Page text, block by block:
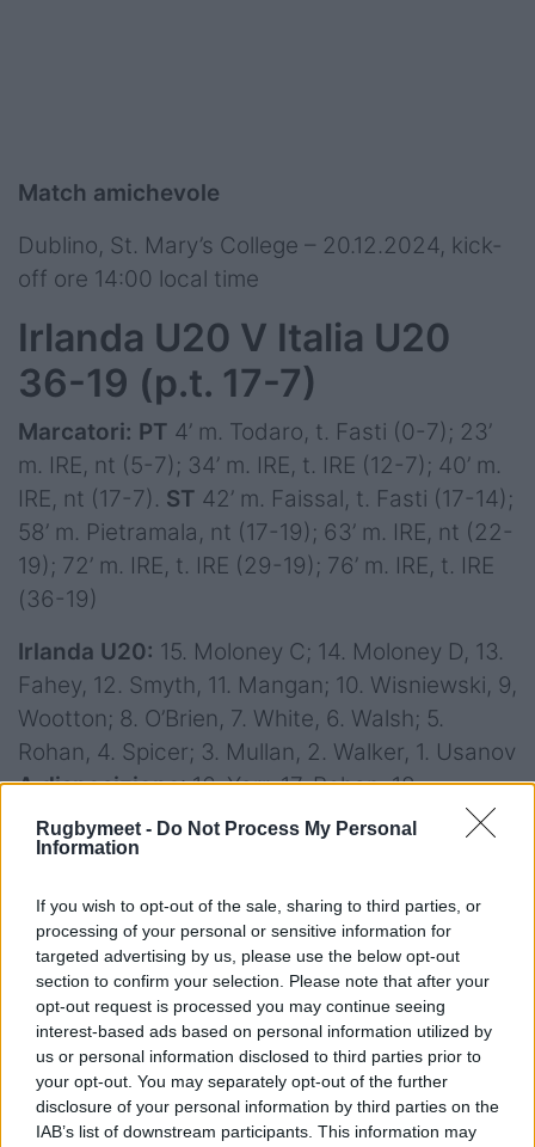
Rugbymeet - Do Not Process My Personal
Information
If you wish to opt-out of the sale, sharing to third parties, or
processing of your personal or sensitive information for
targeted advertising by us, please use the below opt-out
section to confirm your selection. Please note that after your
opt-out request is processed you may continue seeing
interest-based ads based on personal information utilized by
us or personal information disclosed to third parties prior to
your opt-out. You may separately opt-out of the further
disclosure of your personal information by third parties on the
IAB’s list of downstream participants. This information may
Match amichevole
Dublino, St. Mary’s College – 20.12.2024, kick-
off ore 14:00 local time
Irlanda U20 V Italia U20
36-19 (p.t. 17-7)
Marcatori: PT 4’ m. Todaro, t. Fasti (0-7); 23’
m. IRE, nt (5-7); 34’ m. IRE, t. IRE (12-7); 40’ m.
IRE, nt (17-7). ST 42’ m. Faissal, t. Fasti (17-14);
58’ m. Pietramala, nt (17-19); 63’ m. IRE, nt (22-
19); 72’ m. IRE, t. IRE (29-19); 76’ m. IRE, t. IRE
(36-19)
Irlanda U20: 15. Moloney C; 14. Moloney D, 13.
Fahey, 12. Smyth, 11. Mangan; 10. Wisniewski, 9,
Wootton; 8. O’Brien, 7. White, 6. Walsh; 5.
Rohan, 4. Spicer; 3. Mullan, 2. Walker, 1. Usanov
A disposizione: 16. Yarr, 17. Bohan, 18.
Watchorn, 19. Corrigan, 20. Power, 21 Doyle,
22. O’Shaughnessy, 23. Ryan, 24. Hopkins, 25.
Head Coach: Neil Doak
Italia U20:15. Drago; 14. Calosso, 13.
Zanandrea, 12. Todaro, 11. Faissal; 10. Fasti, 9.
Beni; 8. Milano, 7. Casartelli 6. Miranda; 5.
Melegari, 4. Redondi; 3. Bolognini, 2. Caiolo-
Serra, 1. Boccato Gioele
A Disposizione:16. Casiraghi, 17. Brasini, 18.